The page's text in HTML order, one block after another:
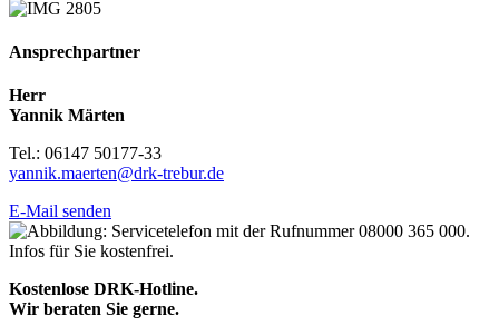
Ansprechpartner
Herr
Yannik Märten
Tel.: 06147 50177-33
yannik.maerten@drk-trebur.de
E-Mail senden
Kostenlose DRK-Hotline.
Wir beraten Sie gerne.